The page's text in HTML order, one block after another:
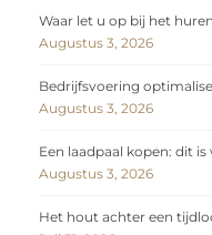
Waar let u op bij het
Augustus 3, 2026
Bedrijfsvoering
Augustus 3, 2026
Een laadpaal kopen: dit
Augustus 3, 2026
Het hout achter een